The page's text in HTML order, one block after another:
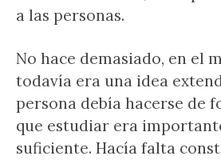
a las personas.
No hace demasiado, en el
todavía era una idea
persona debía hacerse de
que estudiar era
suficiente. Hacía falta